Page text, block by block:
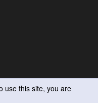
use this site, you are